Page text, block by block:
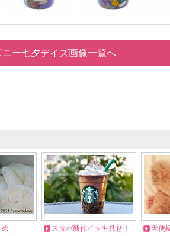
ニー七夕デイズ画像一覧へ
め スタバ新作イッキ見せ！ 天使